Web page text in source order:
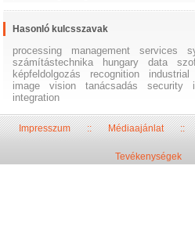
Hasonló kulcsszavak
processing management services
számítástechnika
hungary data
képfeldolgozás
recognition industrial
image
vision tanácsadás security
integration
Impresszum::Médiaajánlat
Tevékenységek